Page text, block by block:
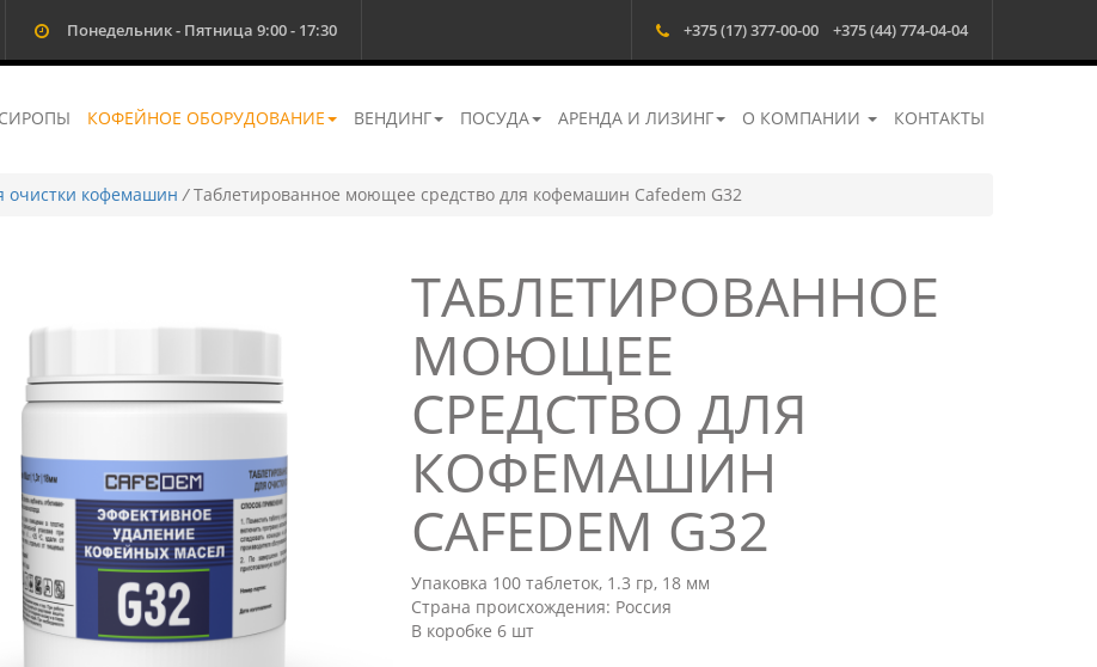
+375 (17) 377-00-00 +375 (44) 774-04-04
Понедельник - Пятница 9:00 - 17:30
СИРОПЫ КОФЕЙНОЕ ОБОРУДОВАНИЕ ВЕНДИНГ ПОСУДА АРЕНДА И ЛИЗИНГ О КОМПАНИИ КОНТАКТЫ
очистки кофемашин /Таблетированное моющее средство для кофемашин Cafedem G32
ТАБЛЕТИРОВАННОЕ
МОЮЩЕЕ
СРЕДСТВО ДЛЯ
КОФЕМАШИН
CAFEDEM G32
Упаковка 100 таблеток, 1.3 гр, 18 мм
Страна происхождения: Россия
​В коробке 6 шт